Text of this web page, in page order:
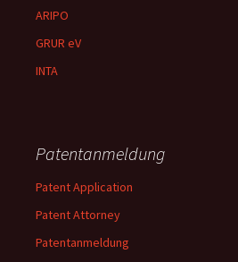
ARIPO
GRUR eV
INTA
Patentanmeldung
Patent Application
Patent Attorney
Patentanmeldung